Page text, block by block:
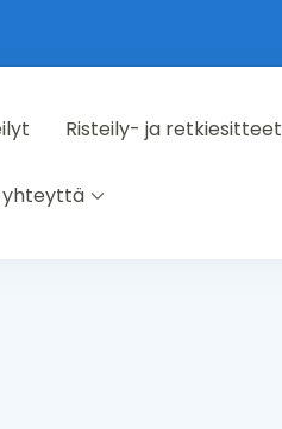
Risteily- ja retkiesitteet